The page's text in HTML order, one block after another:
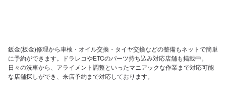
鈑金(板金)修理から車検・オイル交換・タイヤ交換などの整備もネットで簡単
に予約ができます。ドラレコやETCのパーツ持ち込み対応店舗も掲載中。
日々の洗車から、アライメント調整といったマニアックな作業まで対応可能
な店舗探しができ、来店予約まで対応しております。